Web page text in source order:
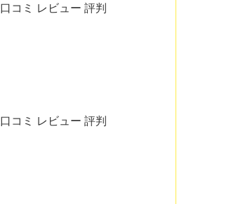
コミ レビュー 評判
コミ レビュー 評判